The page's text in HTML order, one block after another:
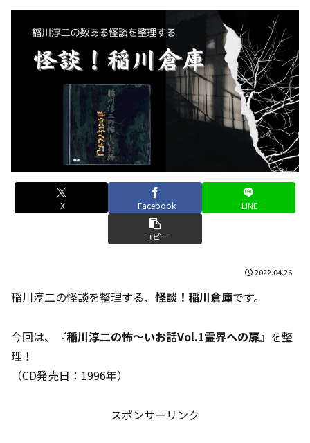
X Facebook LINE
コピー
2022.04.26
稲川淳二の怪談を整理する、 怪談！稲川倉庫です。
今回は、 『稲川淳二の怖～いお話Vol.1霊界への扉』 を整
理！
（CD発売日：1996年）
スポンサーリンク